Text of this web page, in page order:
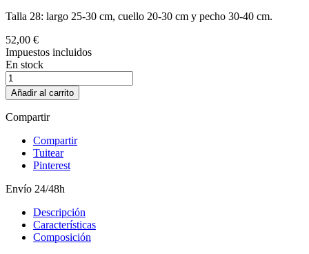
Talla 28: largo 25-30 cm, cuello 20-30 cm y pecho 30-40 cm.
52,00 €
Impuestos incluidos
En stock
Añadir al carrito
Compartir
Compartir
Tuitear
Pinterest
Envío 24/48h
Descripción
Características
Composición